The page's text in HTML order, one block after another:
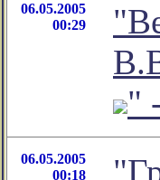
06.05.2005
00:29
"
06.05.2005
00:18